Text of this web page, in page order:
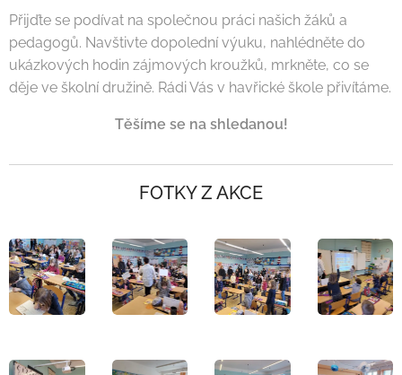
Přijďte se podívat na společnou práci našich žáků a
pedagogů. Navštivte dopolední výuku, nahlédněte do
ukázkových hodin zájmových kroužků, mrkněte, co se
děje ve školní družině. Rádi Vás v havřické škole přivítáme.
Těšíme se na shledanou!
FOTKY Z AKCE